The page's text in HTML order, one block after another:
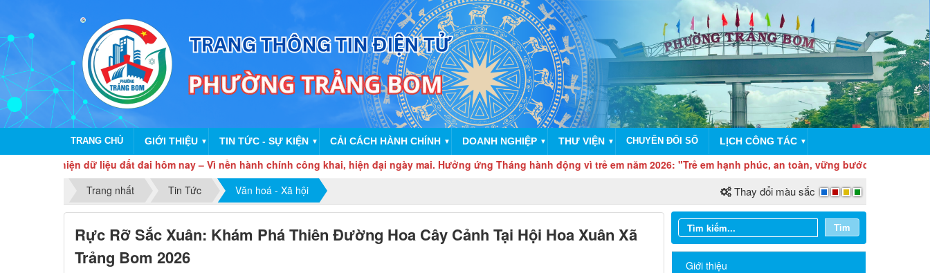
TRANG CHỦ GIỚI THIỆU ▼ TIN TỨC - SỰ KIỆN ▼ CẢI CÁCH HÀNH CHÍNH ▼ DOANH NGHIỆP ▼ THƯ VIỆN ▼ CHUYỂN ĐỔI SỐ LỊCH CÔNG TÁC ▼
dữ liệu đất đai hôm nay – Vì nền hành chính công khai, hiện đại ngày mai. Hưởng ứng Tháng hành động vì trẻ em năm 2026: "Trẻ em hạnh phúc, an toàn, vững bước trong kỷ nguyên số"
Trang nhất
Tin Tức Văn hoá - Xã hội Thay đổi màu sắc
Rực Rỡ Sắc Xuân: Khám Phá Thiên Đường Hoa Cây Cảnh Tại Hội Hoa Xuân Xã
Trảng Bom 2026
Tìm
Giới thiệu